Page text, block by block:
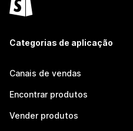
Categorias de aplicação
Canais de vendas
Encontrar produtos
Vender produtos